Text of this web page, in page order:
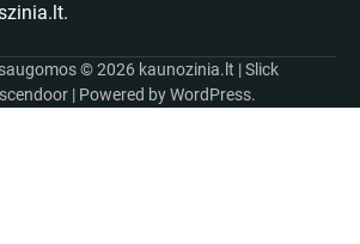
.
© 2026 kaunozinia.lt | Slick
| Powered byWordPress.